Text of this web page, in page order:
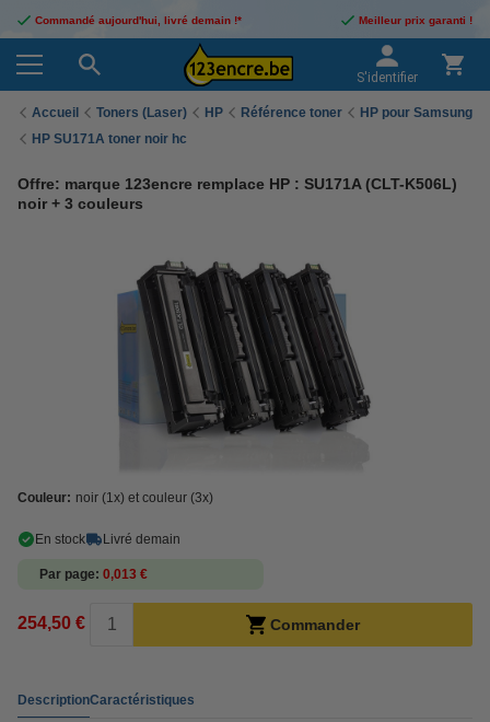
Commandé aujourd'hui, livré demain !* Meilleur prix garanti !
S'identifier
Accueil Toners (Laser) HP Référence toner
HP pour Samsung
HP SU171A toner noir hc
Offre: marque 123encre remplace HP : SU171A (CLT-K506L)
noir + 3 couleurs
Couleur: noir (1x) et couleur (3x)
En stock Livré demain
Par page 0,013 €
254,50 € Commander
DescriptionCaractéristiques